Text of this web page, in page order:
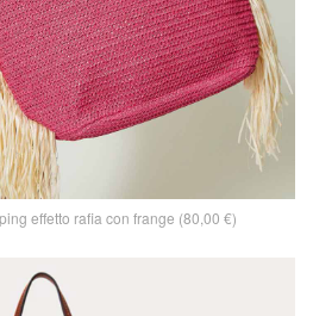
effetto rafia con frange (80,00 €)